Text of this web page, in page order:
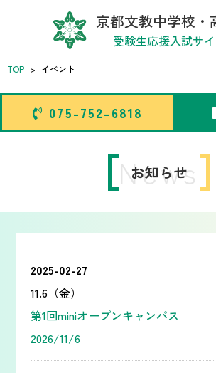
075-752-6818
トップページ
京都文教中学校・
受験生応援入試サ
075-752-6818
TOP > イベント
News
お知らせ
2025-02-27
11.6（金）
第1回miniオープンキャンパス
2026/11/6